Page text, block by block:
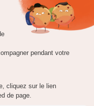
pas
ligne
le cas, vous ne pourrez
réalisant un devis
rendez-vous physique.